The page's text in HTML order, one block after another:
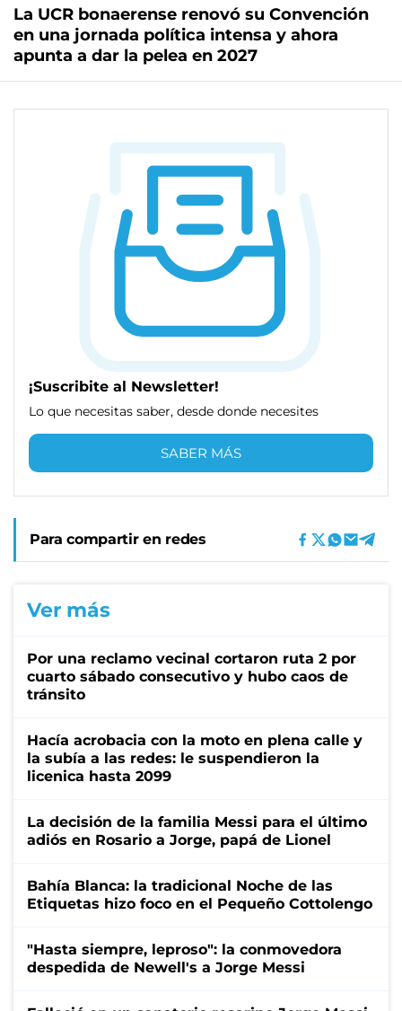
La UCR bonaerense renovó su Convención
en una jornada política intensa y ahora
apunta a dar la pelea en 2027
¡Suscribite al Newsletter!
Lo que necesitas saber, desde donde necesites
SABER MÁS
Para compartir en redes
Ver más
Por una reclamo vecinal cortaron ruta 2 por
cuarto sábado consecutivo y hubo caos de
tránsito
Hacía acrobacia con la moto en plena calle y
la subía a las redes: le suspendieron la
licenica hasta 2099
La decisión de la familia Messi para el último
adiós en Rosario a Jorge, papá de Lionel
Bahía Blanca: la tradicional Noche de las
Etiquetas hizo foco en el Pequeño Cottolengo
"Hasta siempre, leproso": la conmovedora
despedida de Newell's a Jorge Messi